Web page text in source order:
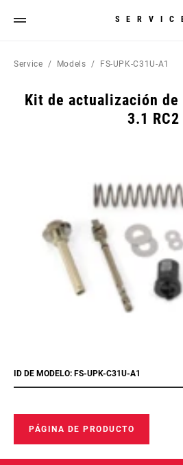
Service Models FS-UPK-C31U-A1
Kit de actualización de
3.1 RC2
ID DE MODELO: FS-UPK-C31U-A1
PÁGINA DE PRODUCTO